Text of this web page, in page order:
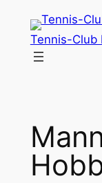
Inhalt
springen
Tennis-Club